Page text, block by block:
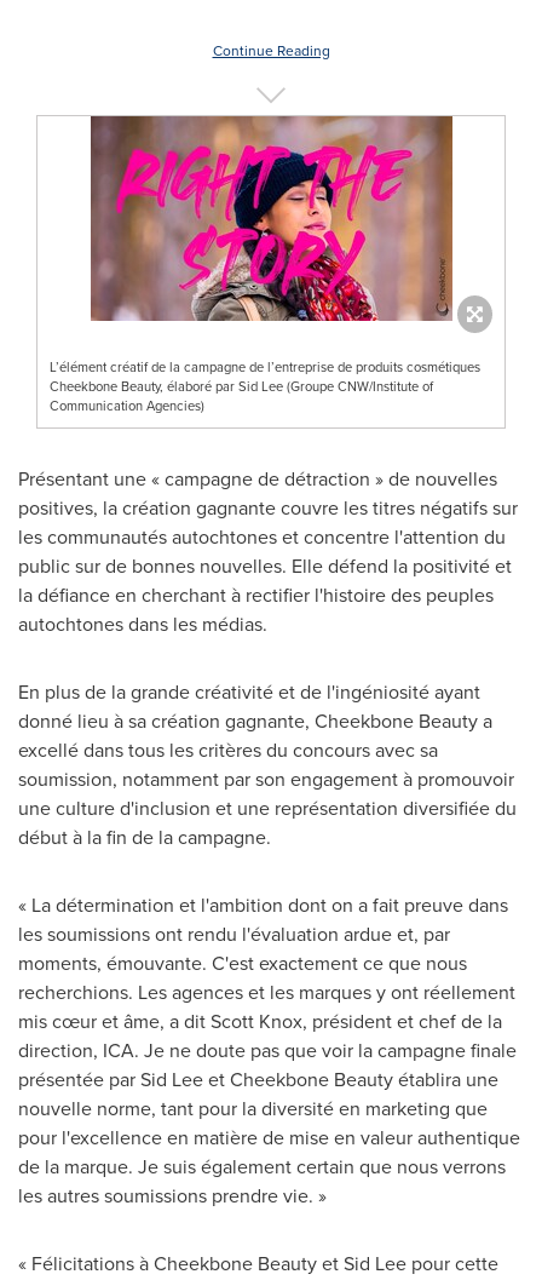
Continue Reading
L’élément créatif de la campagne de l’entreprise de produits cosmétiques
Cheekbone Beauty, élaboré par Sid Lee (Groupe CNW/Institute of
Communication Agencies)
Présentant une « campagne de détraction » de nouvelles
positives, la création gagnante couvre les titres négatifs sur
les communautés autochtones et concentre l'attention du
public sur de bonnes nouvelles. Elle défend la positivité et
la défiance en cherchant à rectifier l'histoire des peuples
autochtones dans les médias.
En plus de la grande créativité et de l'ingéniosité ayant
donné lieu à sa création gagnante, Cheekbone Beauty a
excellé dans tous les critères du concours avec sa
soumission, notamment par son engagement à promouvoir
une culture d'inclusion et une représentation diversifiée du
début à la fin de la campagne.
« La détermination et l'ambition dont on a fait preuve dans
les soumissions ont rendu l'évaluation ardue et, par
moments, émouvante. C'est exactement ce que nous
recherchions. Les agences et les marques y ont réellement
mis cœur et âme, a ditScott Knox, président et chef de la
direction, ICA. Je ne doute pas que voir la campagne finale
présentée parSid Leeet Cheekbone Beauty établira une
nouvelle norme, tant pour la diversité en marketing que
pour l'excellence en matière de mise en valeur authentique
de la marque. Je suis également certain que nous verrons
les autres soumissions prendre vie. »
« Félicitations à Cheekbone Beauty etSid Lee pour cette